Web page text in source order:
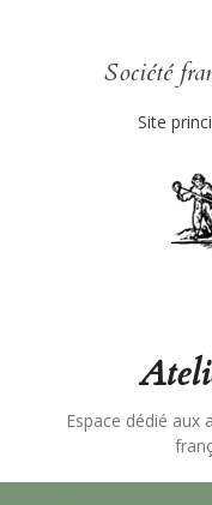
Société
Site
Espace dédié aux